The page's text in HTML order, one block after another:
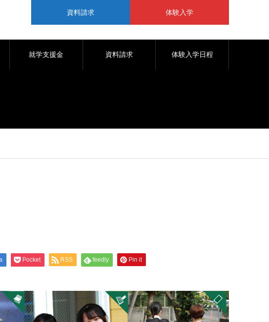
資料請求 体験入学
就学支援金 資料請求 体験入学日程
Pocket RSS feedly Pin it